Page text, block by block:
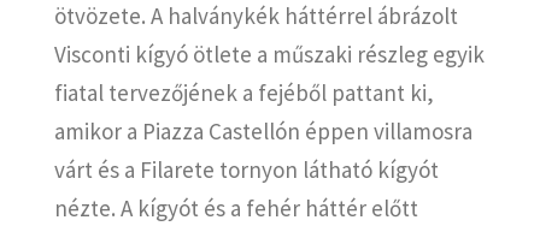
ötvözete. A halványkék háttérrel ábrázolt
Visconti kígyó ötlete a műszaki részleg egyik
fiatal tervezőjének a fejéből pattant ki,
amikor a Piazza Castellón éppen villamosra
várt és a Filarete tornyon látható kígyót
nézte. A kígyót és a fehér háttér előtt